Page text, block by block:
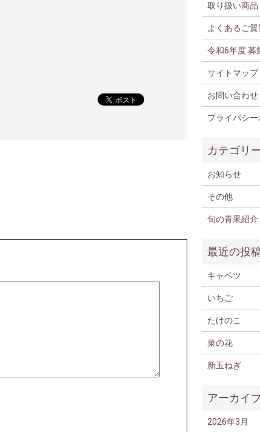
取り扱い商品
よくあるご質
令和6年度 募
サイトマップ
お問い合わせ
プライバシ
お知らせ
その他
旬の青果紹介
キャベツ
いちご
たけのこ
菜の花
新玉ねぎ
2026年3月